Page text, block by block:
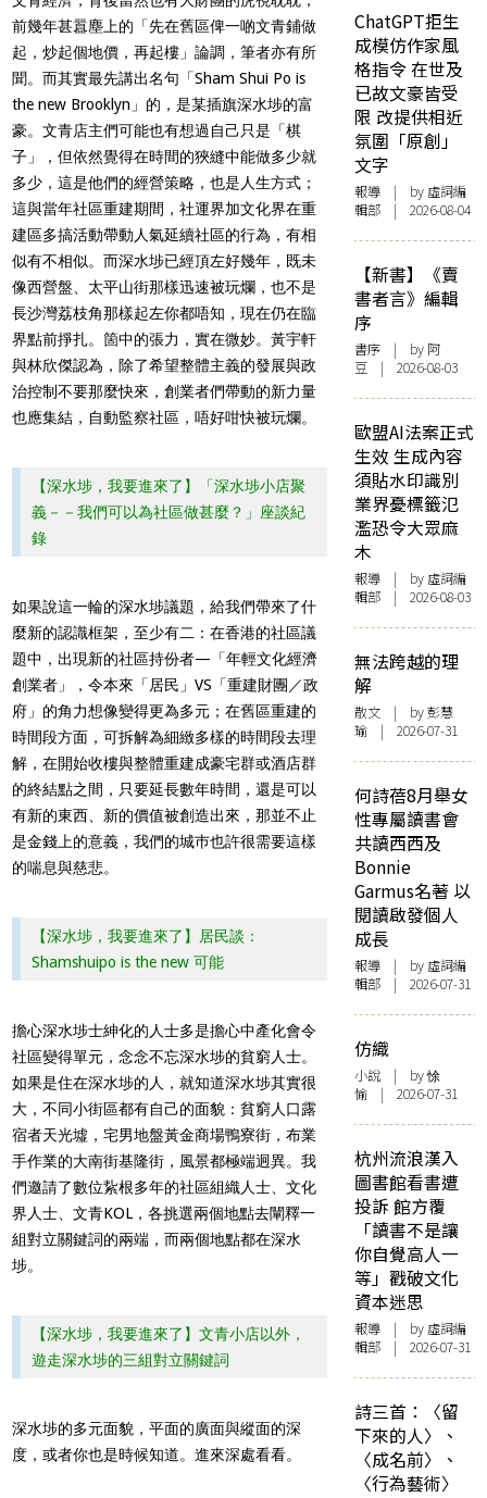
前幾年甚囂塵上的「先在舊區俾一啲文青鋪做
起，炒起個地價，再起樓」論調，筆者亦有所
聞。而其實最先講出名句「Sham Shui Po is
the new Brooklyn」的，是某插旗深水埗的富
豪。文青店主們可能也有想過自己只是「棋
子」，但依然覺得在時間的狹縫中能做多少就
多少，這是他們的經營策略，也是人生方式；
這與當年社區重建期間，社運界加文化界在重
建區多搞活動帶動人氣延續社區的行為，有相
似有不相似。而深水埗已經頂左好幾年，既未
像西營盤、太平山街那樣迅速被玩爛，也不是
長沙灣荔枝角那樣起左你都唔知，現在仍在臨
界點前掙扎。箇中的張力，實在微妙。黃宇軒
與林欣傑認為，除了希望整體主義的發展與政
治控制不要那麼快來，創業者們帶動的新力量
也應集結，自動監察社區，唔好咁快被玩爛。
【深水埗，我要進來了】「深水埗小店聚
義－－我們可以為社區做甚麼？」座談紀
錄
如果說這一輪的深水埗議題，給我們帶來了什
麼新的認識框架，至少有二：在香港的社區議
題中，出現新的社區持份者—「年輕文化經濟
創業者」，令本來「居民」VS「重建財團／政
府」的角力想像變得更為多元；在舊區重建的
時間段方面，可拆解為細緻多樣的時間段去理
解，在開始收樓與整體重建成豪宅群或酒店群
的終結點之間，只要延長數年時間，還是可以
有新的東西、新的價值被創造出來，那並不止
是金錢上的意義，我們的城巿也許很需要這樣
的喘息與慈悲。
【深水埗，我要進來了】居民談：
Shamshuipo is the new 可能
擔心深水埗士紳化的人士多是擔心中產化會令
社區變得單元，念念不忘深水埗的貧窮人士。
如果是住在深水埗的人，就知道深水埗其實很
大，不同小街區都有自己的面貌：貧窮人口露
宿者天光墟，宅男地盤黃金商場鴨寮街，布業
手作業的大南街基隆街，風景都極端迥異。我
們邀請了數位紥根多年的社區組織人士、文化
界人士、文青KOL，各挑選兩個地點去闡釋一
組對立關鍵詞的兩端，而兩個地點都在深水
埗。
【深水埗，我要進來了】文青小店以外，
遊走深水埗的三組對立關鍵詞
深水埗的多元面貌，平面的廣面與縱面的深
度，或者你也是時候知道。進來深處看看。
ChatGPT拒生
成模仿作家風
格指令 在世及
已故文豪皆受
限 改提供相近
氛圍「原創」
文字
報導 | by 虛詞編
輯部 | 2026-08-04
【新書】《賣
書者言》編輯
序
書序 | by 阿
豆 | 2026-08-03
歐盟AI法案正式
生效 生成內容
須貼水印識別
業界憂標籤氾
濫恐令大眾麻
木
報導 | by 虛詞編
輯部 | 2026-08-03
無法跨越的理
解
散文 | by 彭慧
瑜 | 2026-07-31
何詩蓓8月舉女
性專屬讀書會
共讀西西及
Bonnie
Garmus名著 以
閱讀啟發個人
成長
報導 | by 虛詞編
輯部 | 2026-07-31
仿織
小說 | by 悇
愉 | 2026-07-31
杭州流浪漢入
圖書館看書遭
投訴 館方覆
「讀書不是讓
你自覺高人一
等」戳破文化
資本迷思
報導 | by 虛詞編
輯部 | 2026-07-31
詩三首：〈留
下來的人〉、
〈成名前〉、
〈行為藝術〉